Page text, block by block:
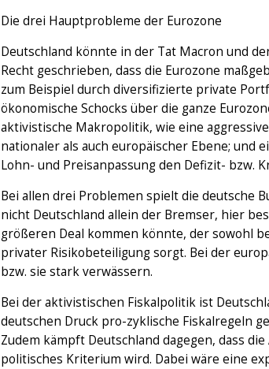
Die drei Hauptprobleme der Eurozone
Deutschland könnte in der Tat Macron und
Recht geschrieben, dass die Eurozone
zum Beispiel durch diversifizierte private
ökonomische Schocks über die ganze
aktivistische Makropolitik, wie eine
nationaler als auch europäischer Ebene; und
Lohn- und Preisanpassung den Defizit- bzw.
Bei allen drei Problemen spielt die deutsche
nicht Deutschland allein der Bremser, hier
größeren Deal kommen könnte, der sowohl
privater Risikobeteiligung sorgt. Bei der
bzw. sie stark verwässern.
Bei der aktivistischen Fiskalpolitik ist
deutschen Druck pro-zyklische Fiskalregeln
Zudem kämpft Deutschland dagegen, dass
politisches Kriterium wird. Dabei wäre eine